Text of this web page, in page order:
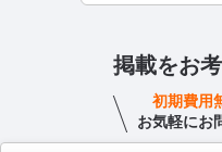
掲載をお
初期費用
お気軽にお